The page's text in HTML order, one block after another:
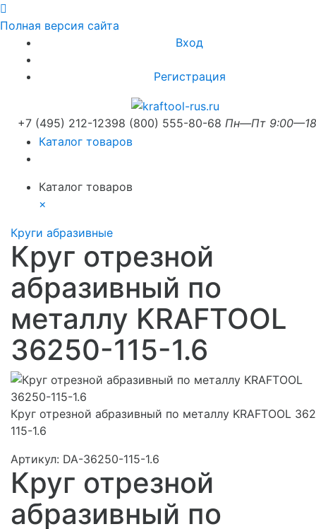
Полная версия сайта
Вход
Регистрация
+7 (495) 212-12398 (800) 555-80-68 Пн—Пт
Каталог товаров
Каталог товаров
×
Круги абразивные
Круг отрезной
абразивный по
металлу KRAFTOOL
36250-115-1.6
Круг отрезной абразивный по металлу KRAFTOOL
115-1.6
Артикул: DA-36250-115-1.6
Круг отрезной
абразивный по